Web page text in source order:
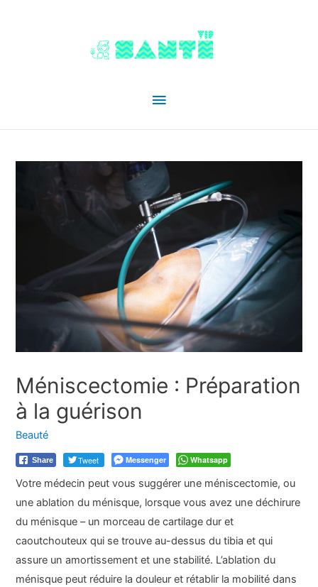
Menu
Méniscectomie : Préparation
à la guérison
Beauté
Share Tweet Messenger Whatsapp
Votre médecin peut vous suggérer une méniscectomie, ou
une ablation du ménisque, lorsque vous avez une déchirure
du ménisque – un morceau de cartilage dur et
caoutchouteux qui se trouve au-dessus du tibia et qui
assure un amortissement et une stabilité. L’ablation du
ménisque peut réduire la douleur et rétablir la mobilité dans